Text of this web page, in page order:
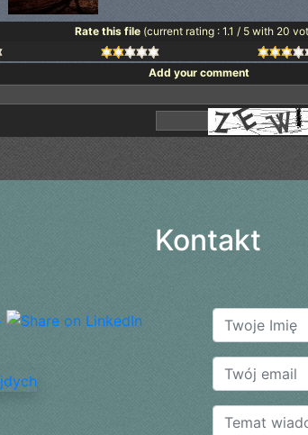
Rate this file (current rating : 1.1 / 5 with 20
Add your comment
Kontakt